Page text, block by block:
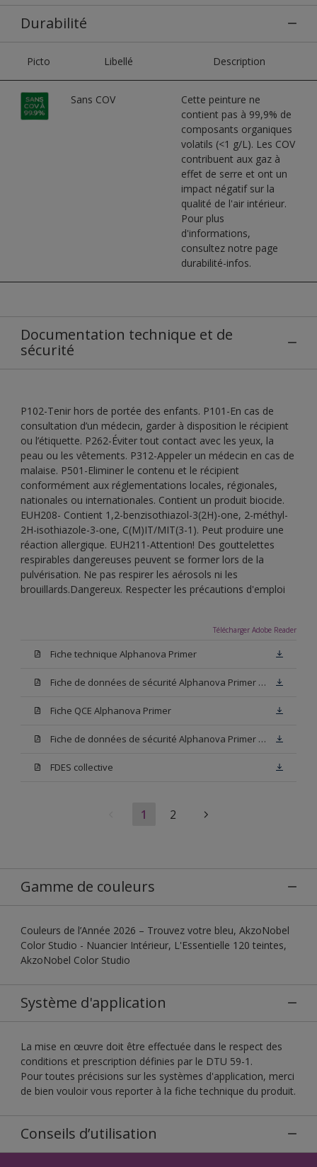
Durabilité
Picto Libellé Description
Sans COV
Cette peinture ne
contient pas à 99,9% de
composants organiques
volatils (<1 g/L). Les COV
contribuent aux gaz à
effet de serre et ont un
impact négatif sur la
qualité de l'air intérieur.
Pour plus
d'informations,
consultez notre page
durabilité-infos.
Documentation technique et de
sécurité
P102-Tenir hors de portée des enfants. P101-En cas de
consultation d’un médecin, garder à disposition le récipient
ou l’étiquette. P262-Éviter tout contact avec les yeux, la
peau ou les vêtements. P312-Appeler un médecin en cas de
malaise. P501-Eliminer le contenu et le récipient
conformément aux réglementations locales, régionales,
nationales ou internationales. Contient un produit biocide.
EUH208- Contient 1,2-benzisothiazol-3(2H)-one, 2-méthyl-
2H-isothiazole-3-one, C(M)IT/MIT(3-1). Peut produire une
réaction allergique. EUH211-Attention! Des gouttelettes
respirables dangereuses peuvent se former lors de la
pulvérisation. Ne pas respirer les aérosols ni les
brouillards.Dangereux. Respecter les précautions d'emploi
Télécharger Adobe Reader
Fiche technique Alphanova Primer
Fiche de données de sécurité Alphanova Primer Base W05
Fiche QCE Alphanova Primer
Fiche de données de sécurité Alphanova Primer Blanc
FDES collective
1 2
Gamme de couleurs
Couleurs de l’Année 2026 – Trouvez votre bleu, AkzoNobel
Color Studio - Nuancier Intérieur, L'Essentielle 120 teintes,
AkzoNobel Color Studio
Système d'application
La mise en œuvre doit être effectuée dans le respect des
conditions et prescription définies par le DTU 59-1.
Pour toutes précisions sur les systèmes d'application, merci
de bien vouloir vous reporter à la fiche technique du produit.
Conseils d’utilisation